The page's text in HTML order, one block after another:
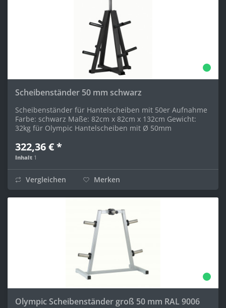
Scheibenständer 50 mm schwarz
Scheibenständer für Hantelscheiben mit 50er Aufnahme
Farbe: schwarz Maße: 82cm x 82cm x 132cm Gewicht:
32kg für Olympic Hantelscheiben mit Ø 50mm
322,36 € *
Inhalt 1
Vergleichen Merken
Olympic Scheibenständer groß 50 mm RAL 9006